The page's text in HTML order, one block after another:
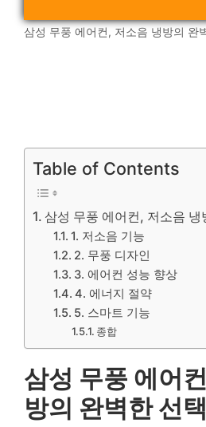
삼성 무풍 에어컨, 저소음 냉방의 완
Table of Contents
삼성 무풍 에어컨, 저소음 냉
1. 저소음 기능
2. 무풍 디자인
3. 에어컨 성능 향상
4. 에너지 절약
5. 스마트 기능
종합
삼성 무풍 에어
방의 완벽한 선택